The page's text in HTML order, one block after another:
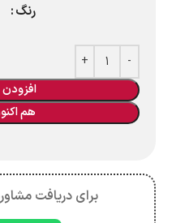
رنگ
هم
برای دریافت